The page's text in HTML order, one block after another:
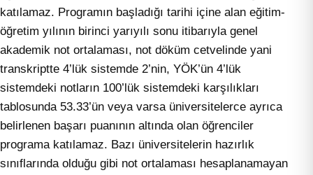
katılamaz. Programın başladığı tarihi içine alan eğitim-
öğretim yılının birinci yarıyılı sonu itibarıyla genel
akademik not ortalaması, not döküm cetvelinde yani
transkriptte 4’lük sistemde 2’nin, YÖK’ün 4’lük
sistemdeki notların 100’lük sistemdeki karşılıkları
tablosunda 53.33’ün veya varsa üniversitelerce ayrıca
belirlenen başarı puanının altında olan öğrenciler
programa katılamaz. Bazı üniversitelerin hazırlık
sınıflarında olduğu gibi not ortalaması hesaplanamayan